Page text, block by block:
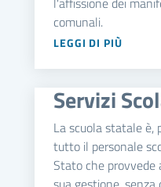
comunali.
LEGGI DI PIÙ
Servizi
La scuola statale è,
tutto il personale
Stato che provvede